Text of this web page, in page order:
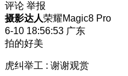
评论 举报
摄影达人荣耀Magic8 Pro
6-10 18:56:53 广东
拍的好美
虎纠举工 : 谢谢观赏